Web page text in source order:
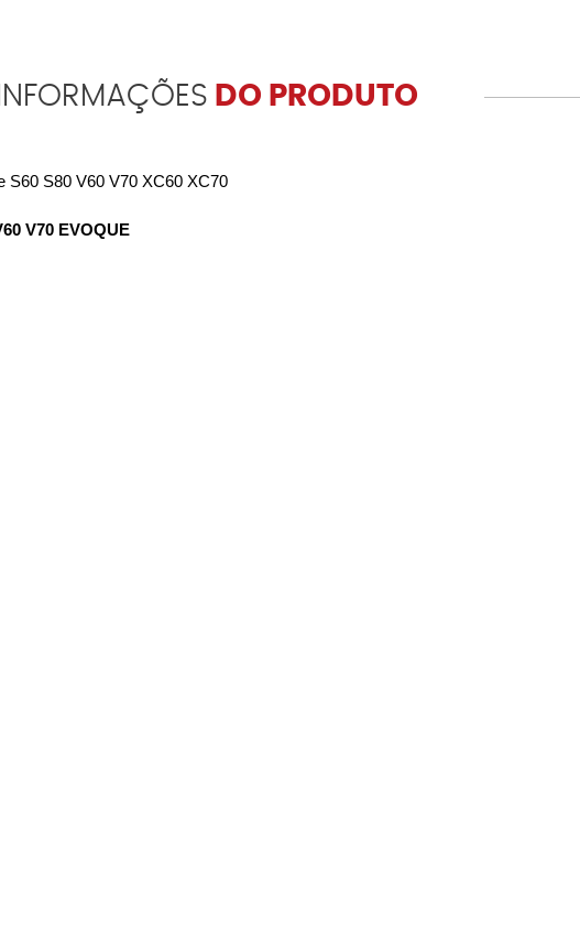
INFORMAÇÕES DO PRODUTO
S60 S80 V60 V70 XC60 XC70
V70 EVOQUE